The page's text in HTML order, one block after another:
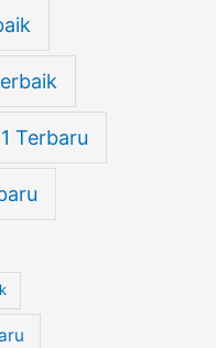
Terbaru